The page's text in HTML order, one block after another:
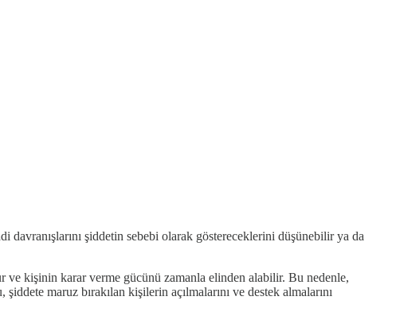
davranışlarını şiddetin sebebi olarak göstereceklerini düşünebilir ya da
ve kişinin karar verme gücünü zamanla elinden alabilir. Bu nedenle,
maruz bırakılan kişilerin açılmalarını ve destek almalarını